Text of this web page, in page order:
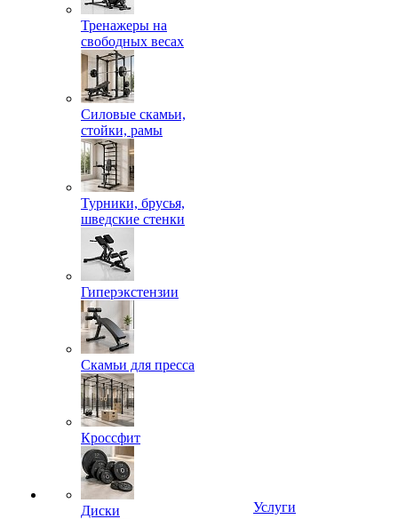
Тренажеры на
свободных весах
Силовые скамьи,
стойки, рамы
Турники, брусья,
шведские стенки
Гиперэкстензии
Скамьи для пресса
Кроссфит
Диски
Услуги